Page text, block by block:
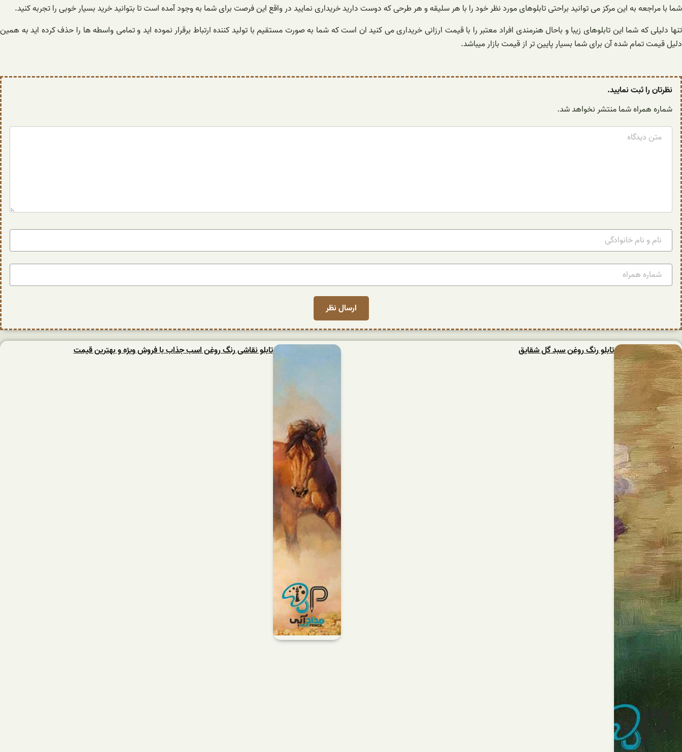
شما با مراجعه به این مرکز می توانید براحتی تابلوهای مورد نظر خود را با هر سلیقه و هر طرحی که دوست دارید خریداری نمایید در واقع این فرصت برای شما به وجود آمده است تا بتوانید خرید بسیار خوبی را تجربه کنید.
تنها دلیلی که شما این تابلوهای زیبا و باحال هنرمندی افراد معتبر را با قیمت ارزانی خریداری می کنید ان است که شما به صورت مستقیم با تولید کننده ارتباط برقرار نموده اید و تمامی واسطه ها را حذف کرده اید به همین
دلیل قیمت تمام شده آن برای شما بسیار پایین تر از قیمت بازار میباشد.
نظرتان را ثبت نمایید.
شماره همراه شما منتشر نخواهد شد.
تابلو رنگ روغن سبد گل شقایق تابلو نقاشی رنگ روغن اسب جذاب با فروش ویژه و بهترین قیمت